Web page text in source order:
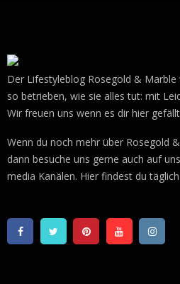
Der Lifestyleblog Rosegold &
so betrieben, wie sie alles tut: mit
Wir freuen uns wenn es dir hier
Wenn du noch mehr über Rosegold
dann besuche uns gerne auch auf
media Kanälen. Hier findest du